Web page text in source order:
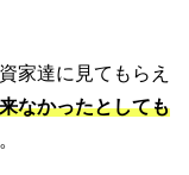
家達に見てもらえ
なかったとしても